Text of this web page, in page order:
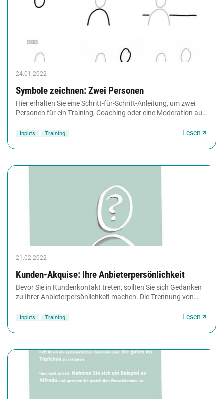
24.01.2022
Symbole zeichnen: Zwei Personen
Hier erhalten Sie eine Schritt-für-Schritt-Anleitung, um zwei
Personen für ein Training, Coaching oder eine Moderation auf
Inputs Training Lesen
21.02.2022
Kunden-Akquise: Ihre Anbieterpersönlichkeit
Bevor Sie in Kundenkontakt treten, sollten Sie sich Gedanken
zu Ihrer Anbieterpersönlichkeit machen. Die Trennung von
Inputs Training Lesen